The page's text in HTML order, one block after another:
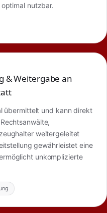
nutzbar.
& Weitergabe an
übermittelt und kann direkt
weitergeleitet
gewährleistet eine
unkomplizierte